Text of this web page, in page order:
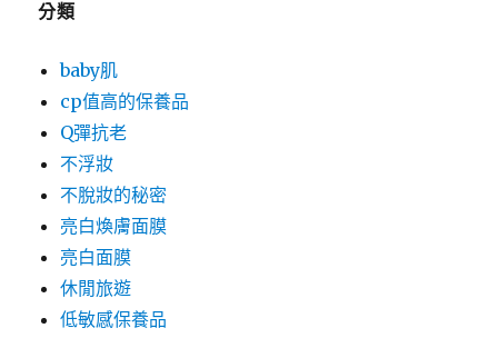
分類
baby肌
cp值高的保養品
Q彈抗老
不浮妝
不脫妝的秘密
亮白煥膚面膜
亮白面膜
休閒旅遊
低敏感保養品